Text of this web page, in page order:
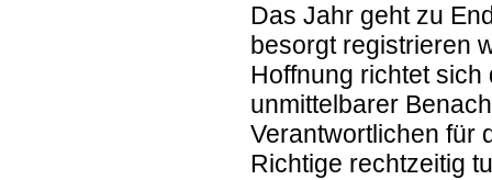
Das Jahr geht zu
besorgt registrieren
Hoffnung richtet
unmittelbarer
Verantwortlichen für
Richtige rechtzeitig